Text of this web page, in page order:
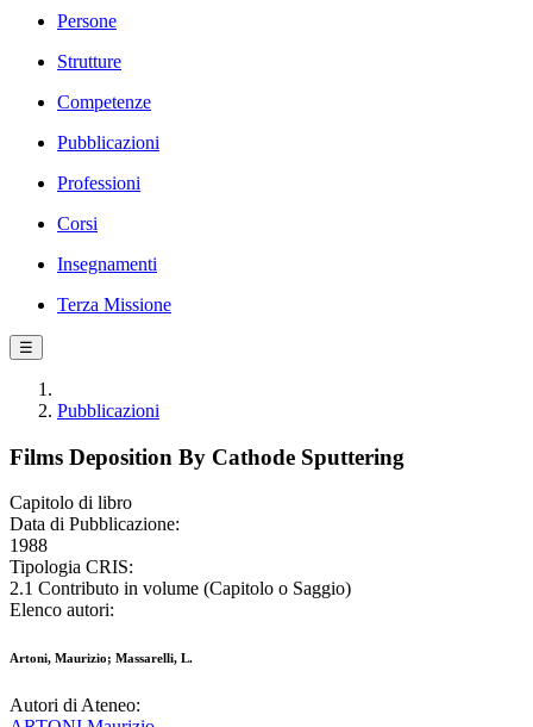
Persone
Strutture
Competenze
Pubblicazioni
Professioni
Corsi
Insegnamenti
Terza Missione
☰
Pubblicazioni
Films Deposition By Cathode Sputtering
Capitolo di libro
Data di Pubblicazione:
1988
Tipologia CRIS:
2.1 Contributo in volume (Capitolo o Saggio)
Elenco autori:
Artoni, Maurizio; Massarelli, L.
Autori di Ateneo: